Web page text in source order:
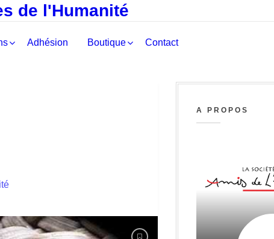
de l'Humanité
Adhésion Boutique Contact
A PROPOS